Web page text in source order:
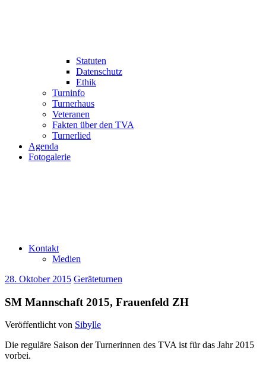
Statuten
Datenschutz
Ethik
Turninfo
Turnerhaus
Veteranen
Fakten über den TVA
Turnerlied
Agenda
Fotogalerie
Kontakt
Medien
28. Oktober 2015 Geräteturnen
SM Mannschaft 2015, Frauenfeld ZH
Veröffentlicht von Sibylle
Die reguläre Saison der Turnerinnen des TVA ist für das Jahr 2015
vorbei.